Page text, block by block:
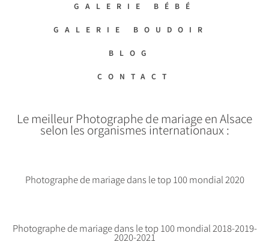
GALERIE BÉBÉ
GALERIE BOUDOIR
BLOG
CONTACT
Le meilleur Photographe de mariage en Alsace
selon les organismes internationaux :
Photographe de mariage dans le top 100 mondial 2020
Photographe de mariage dans le top 100 mondial 2018-2019-
2020-2021